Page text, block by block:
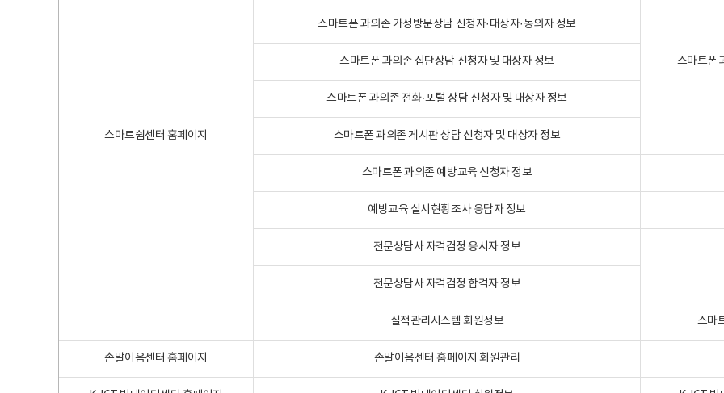
스마트쉼센터 홈페이지
스마트폰
스마트폰 과의존 가정방문상담 신청자·대상자·동의자 정보
스마트폰 과의존 집단상담 신청자 및 대상자 정보
스마트폰 과의존 전화·포털 상담 신청자 및 대상자 정보
스마트폰 과의존 게시판 상담 신청자 및 대상자 정보
스마트폰 과의존 예방교육 신청자 정보
예방교육 실시현황조사 응답자 정보
전문상담사 자격검정 응시자 정보
전문상담사 자격검정 합격자 정보
실적관리시스템 회원정보 스마
손말이음센터 홈페이지 손말이음센터 홈페이지 회원관리